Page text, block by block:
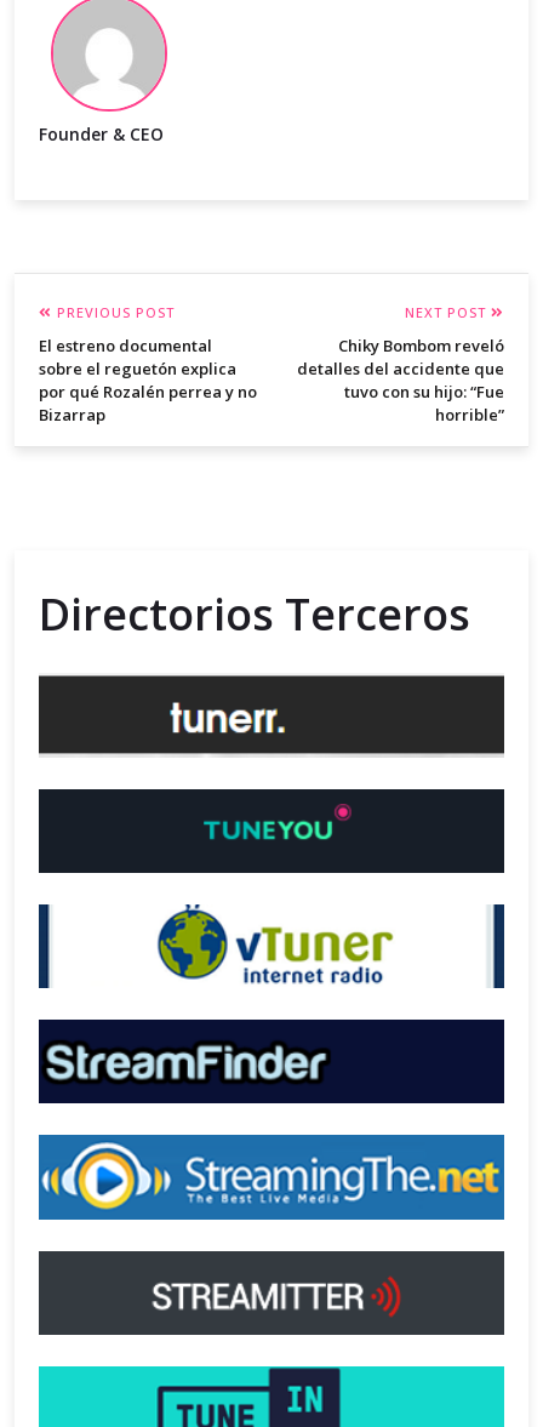
Founder & CEO
PREVIOUS POST
El estreno documental
sobre el reguetón explica
por qué Rozalén perrea y no
Bizarrap
NEXT POST
Chiky Bombom reveló
detalles del accidente que
tuvo con su hijo: “Fue
horrible”
Directorios Terceros